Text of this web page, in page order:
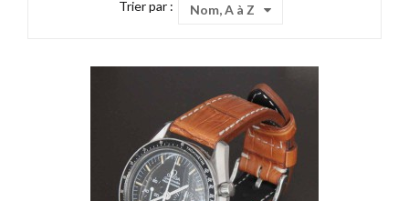
Trier par : Nom, A à Z